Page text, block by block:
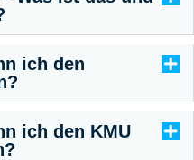
ich den
ich den KMU